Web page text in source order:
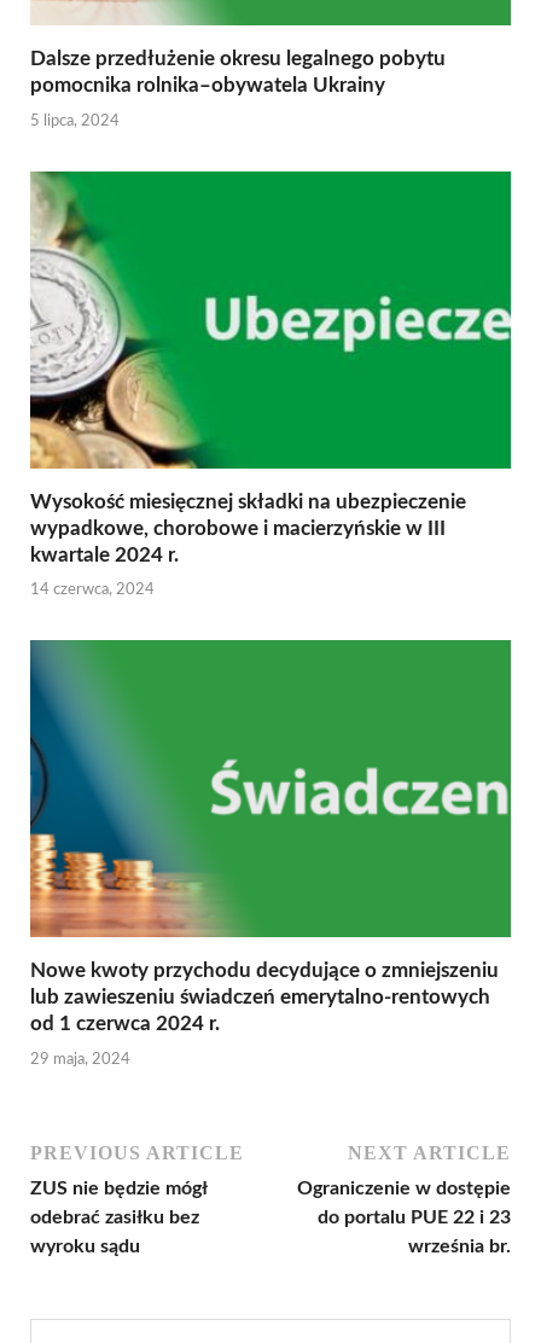
Dalsze przedłużenie okresu legalnego pobytu
pomocnika rolnika–obywatela Ukrainy
5 lipca, 2024
Wysokość miesięcznej składki na ubezpieczenie
wypadkowe, chorobowe i macierzyńskie w III
kwartale 2024 r.
14 czerwca, 2024
Nowe kwoty przychodu decydujące o zmniejszeniu
lub zawieszeniu świadczeń emerytalno-rentowych
od 1 czerwca 2024 r.
29 maja, 2024
PREVIOUS ARTICLE
ZUS nie będzie mógł
odebrać zasiłku bez
wyroku sądu
NEXT ARTICLE
Ograniczenie w dostępie
do portalu PUE 22 i 23
września br.